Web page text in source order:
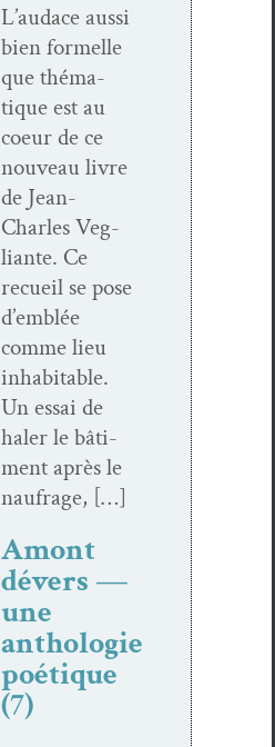
L’audace aus­si
bien formelle
que thé­ma­
tique est au
coeur de ce
nou­veau livre
de Jean-
Charles Veg­
liante. Ce
recueil se pose
d’emblée
comme lieu
inhab­it­able.
Un essai de
haler le bâti­
ment après le
naufrage, […]
Amont
dévers —
une
anthologie
poétique
(7)